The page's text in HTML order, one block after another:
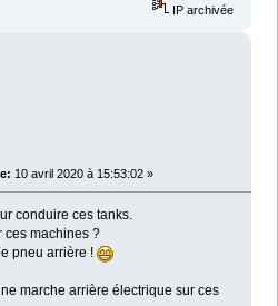
IP archivée
10 avril 2020 à 15:53:02 »
conduire ces tanks.
ces machines ?
pneu arrière !
marche arrière électrique sur ces